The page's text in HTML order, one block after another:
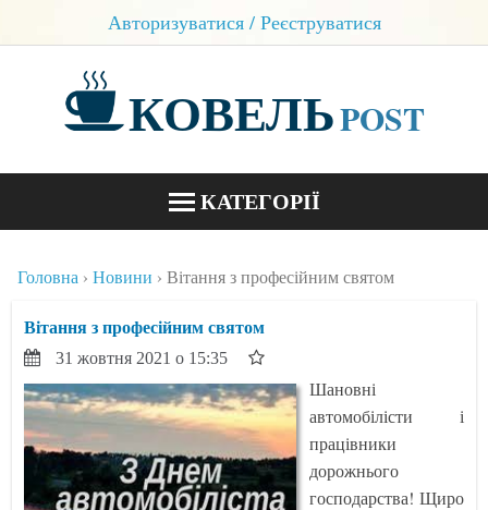
Авторизуватися / Реєструватися
КОВЕЛЬPOST
КАТЕГОРІЇ
КОНТАКТИ
Головна Новини Вітання з професійним святом
Вітання з професійним святом
31 жовтня 2021 о 15:35
Шановні
автомобілісти і
працівники
дорожнього
господарства! Щиро